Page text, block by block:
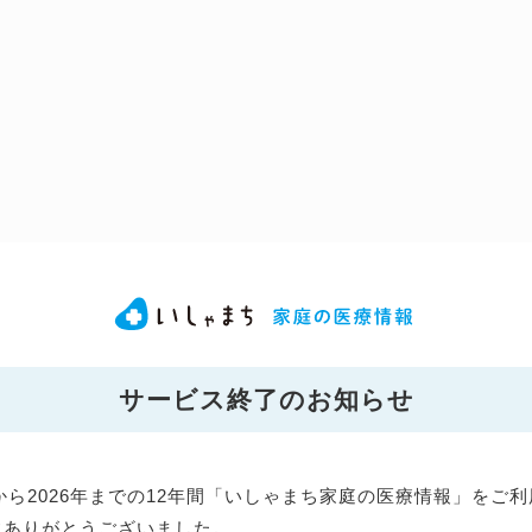
サービス終了のお知らせ
ら2026年までの12年間「いしゃまち家庭の医療情報」をご
りがとうございました。